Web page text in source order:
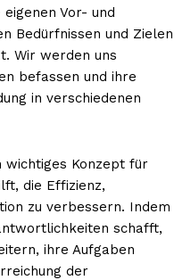
Vor- und
Bedürfnissen und Zielen
Wir werden uns
befassen und ihre
in verschiedenen
wichtiges Konzept für
die Effizienz,
zu verbessern. Indem
schafft,
ihre Aufgaben
der